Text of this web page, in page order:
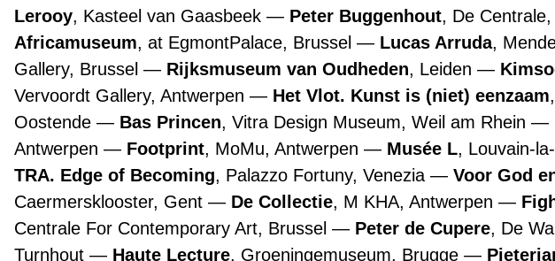
Lerooy, Kasteel van Gaasbeek Peter Buggenhout, De Centrale,
Africamuseum, at EgmontPalace, Brussel Lucas Arruda,
Gallery, Brussel
Rijksmuseum van Oudheden, Leiden
Vervoordt Gallery, Antwerpen
Het Vlot. Kunst is (niet) eenzaam
Oostende
Bas Princen, Vitra Design Museum, Weil am Rhein
Antwerpen
Footprint, MoMu, Antwerpen Musée L, Louvain-
TRA. Edge of Becoming, Palazzo Fortuny, Venezia Voor God
Caermersklooster, Gent
De Collectie, M KHA, Antwerpen
Centrale For Contemporary Art, Brussel
Peter de Cupere, De
Turnhout
Haute Lecture, Groeningemuseum, Brugge